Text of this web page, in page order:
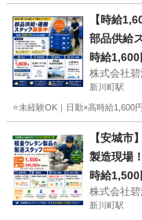
【時給
部品供給
時給1,600
株式会社
新川町駅
⭐未経験OK｜日勤×高時給1,600
新川町駅
【安城市
製造現場
業ほぼな
時給1,500
株式会社
新川町駅